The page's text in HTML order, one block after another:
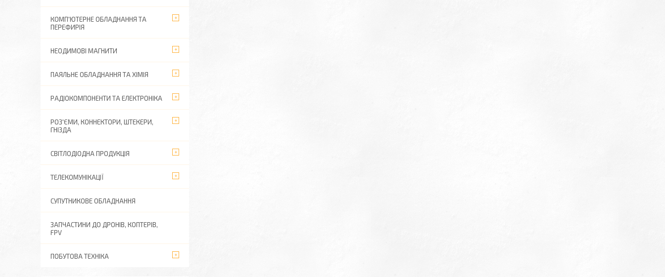
КОМП'ЮТЕРНЕ ОБЛАДНАННЯ ТА
ПЕРЕФИРІЯ
НЕОДИМОВІ МАГНИТИ
ПАЯЛЬНЕ ОБЛАДНАННЯ ТА ХІМІЯ
РАДІОКОМПОНЕНТИ ТА ЕЛЕКТРОНІКА
РОЗ'ЄМИ, КОННЕКТОРИ, ШТЕКЕРИ,
ГНІЗДА
СВІТЛОДІОДНА ПРОДУКЦІЯ
ТЕЛЕКОМУНІКАЦІЇ
СУПУТНИКОВЕ ОБЛАДНАННЯ
ЗАПЧАСТИНИ ДО ДРОНІВ, КОПТЕРІВ,
FPV
ПОБУТОВА ТЕХНІКА